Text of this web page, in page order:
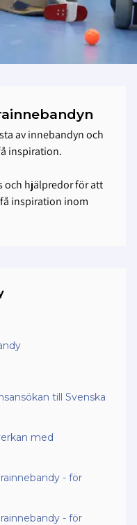
av innebandyn och
inspiration.
och hjälpredor för att
inspiration inom
till Svenska
med
- för
- för